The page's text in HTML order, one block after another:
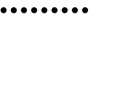
3 4 5 6 7 8 9 1011